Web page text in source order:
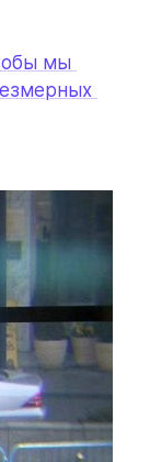
мы